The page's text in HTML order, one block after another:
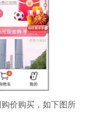
价购买，如下图所